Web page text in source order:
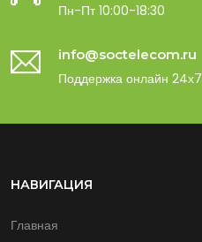
Пн-Пт 10:00-18:30
info@soctelecom.ru
Поддержка онлайн 24х7
НАВИГАЦИЯ
Главная